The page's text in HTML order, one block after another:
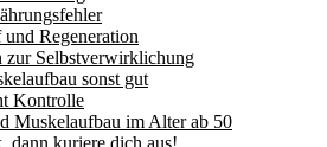
und Regeneration
zur Selbstverwirklichung
sonst gut
Kontrolle
Muskelaufbau im Alter ab 50
dann kuriere dich aus!